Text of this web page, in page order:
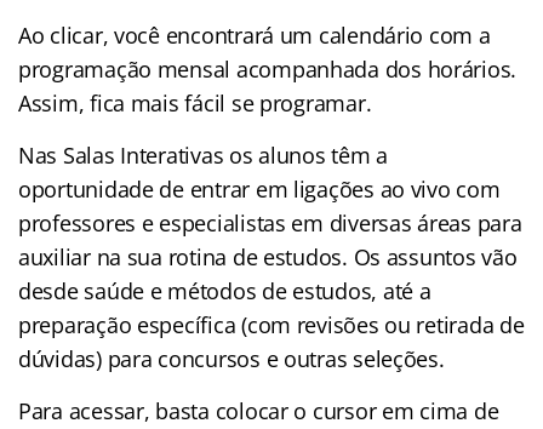
Ao clicar, você encontrará um calendário com a
programação mensal acompanhada dos horários.
Assim, fica mais fácil se programar.
Nas Salas Interativas os alunos têm a
oportunidade de entrar em ligações ao vivo com
professores e especialistas em diversas áreas para
auxiliar na sua rotina de estudos. Os assuntos vão
desde saúde e métodos de estudos, até a
preparação específica (com revisões ou retirada de
dúvidas) para concursos e outras seleções.
Para acessar, basta colocar o cursor em cima de